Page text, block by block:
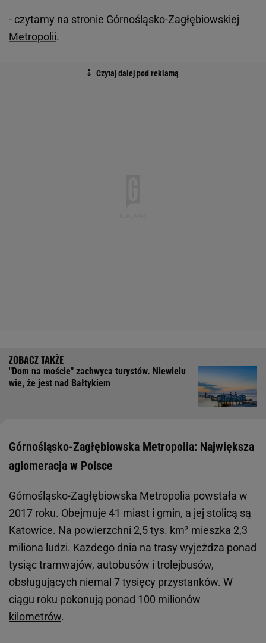
- czytamy na stronie Górnośląsko-Zagłębiowskiej
Metropolii.
"Dom na moście" zachwyca turystów. Niewielu
wie, że jest nad Bałtykiem
Górnośląsko-Zagłębiowska Metropolia: Największa
aglomeracja w Polsce
Górnośląsko-Zagłębiowska Metropolia powstała w
2017 roku. Obejmuje 41 miast i gmin, a jej stolicą są
Katowice. Na powierzchni 2,5 tys. km² mieszka 2,3
miliona ludzi. Każdego dnia na trasy wyjeżdża ponad
tysiąc tramwajów, autobusów i trolejbusów,
obsługujących niemal 7 tysięcy przystanków. W
ciągu roku pokonują ponad 100 milionów
kilometrów.